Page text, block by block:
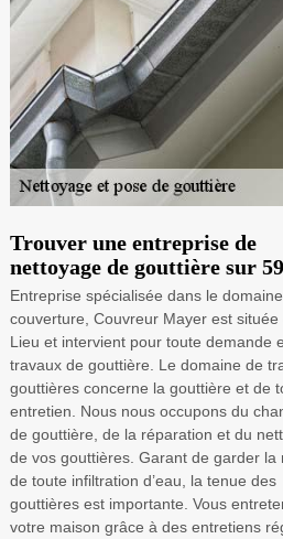
Trouver une entreprise de
nettoyage de gouttière sur
Entreprise spécialisée dans le
couverture, Couvreur Mayer est située
Lieu et intervient pour toute demande
travaux de gouttière. Le domaine de
gouttières concerne la gouttière et de
entretien. Nous nous occupons du
de gouttière, de la réparation et du
de vos gouttières. Garant de garder la
de toute infiltration d’eau, la tenue des
gouttières est importante. Vous
votre maison grâce à des entretiens